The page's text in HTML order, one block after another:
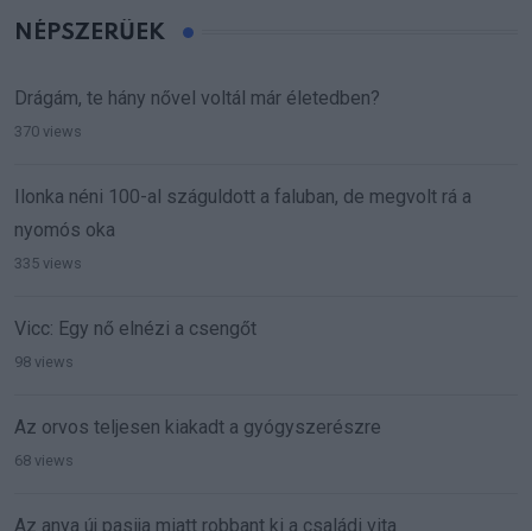
NÉPSZERŰEK
Drágám, te hány nővel voltál már életedben?
370 views
Ilonka néni 100-al száguldott a faluban, de megvolt rá a
nyomós oka
335 views
Vicc: Egy nő elnézi a csengőt
98 views
Az orvos teljesen kiakadt a gyógyszerészre
68 views
Az anya új pasija miatt robbant ki a családi vita